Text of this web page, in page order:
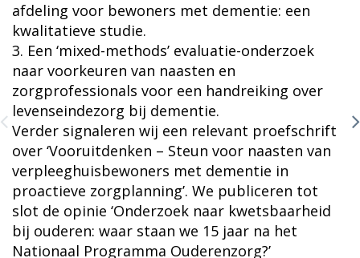
afdeling voor bewoners met dementie: een
kwalitatieve studie.
3. Een ‘mixed-methods’ evaluatie-onderzoek
naar voorkeuren van naasten en
zorgprofessionals voor een handreiking over
levenseindezorg bij dementie.
Verder signaleren wij een relevant proefschrift
over ‘Vooruitdenken – Steun voor naasten van
verpleeghuisbewoners met dementie in
proactieve zorgplanning’. We publiceren tot
slot de opinie ‘Onderzoek naar kwetsbaarheid
bij ouderen: waar staan we 15 jaar na het
Nationaal Programma Ouderenzorg?’